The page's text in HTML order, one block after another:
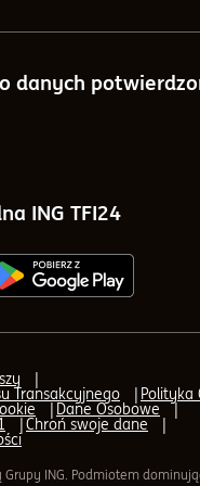
ING TFI24
praniu pieniędzy)
TFI24
danych
ING TFI24
Transakcyjnego Polityka
Dane Osobowe
Chroń swoje dane
Grupy ING. Podmiotem